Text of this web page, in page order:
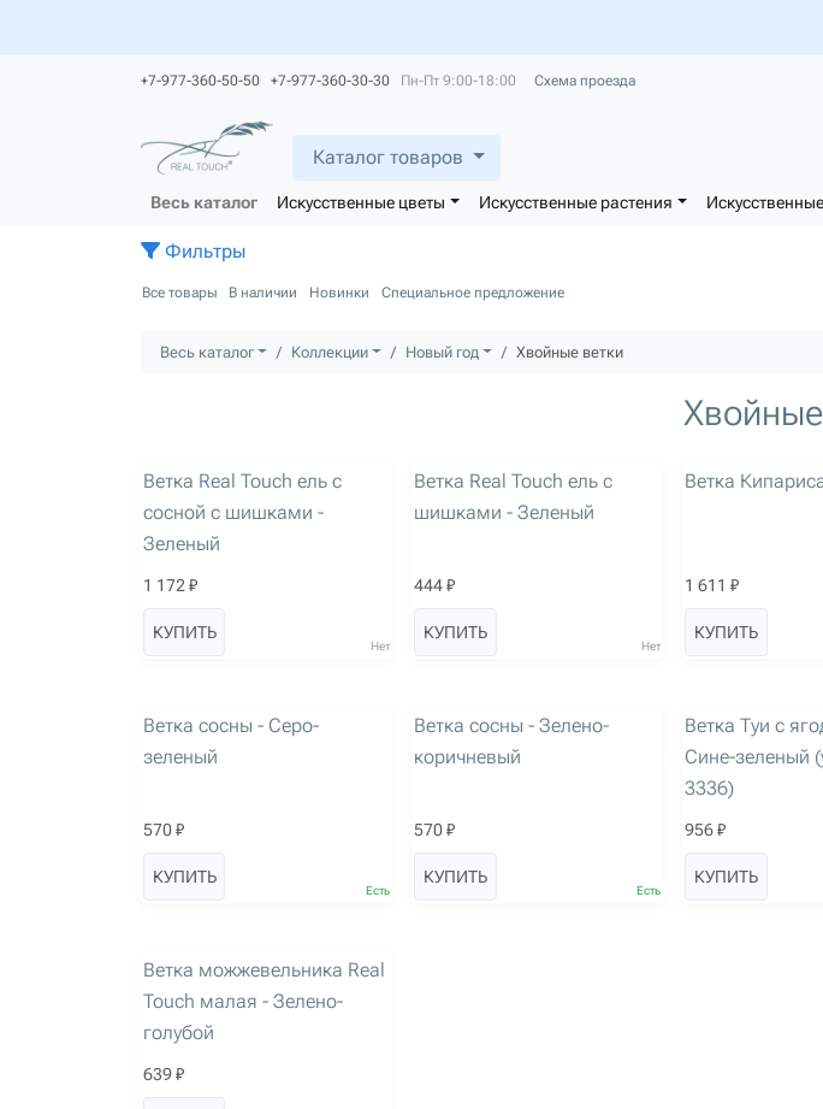
+7-977-360-50-50 +7-977-360-30-30 Пн-Пт 9:00-18:00 Схема проезда
Каталог товаров
Весь каталог Искусственные цветы Искусственные растения
Фильтры
Все товары В наличии Новинки Специальное предложение
Весь каталог Коллекции Новый год Хвойные ветки
Ветка Real Touch ель с
сосной с шишками -
Зеленый
1 172 ₽
КУПИТЬ
Нет
Ветка Real Touch ель с
шишками - Зеленый
444 ₽
КУПИТЬ
Нет
Ветка
1 611 ₽
КУПИТЬ
Ветка сосны - Серо-
зеленый
570 ₽
КУПИТЬ
Есть
Ветка сосны - Зелено-
коричневый
570 ₽
КУПИТЬ
Есть
Ветка Туи с
Сине-зеленый
3336)
956 ₽
КУПИТЬ
Ветка можжевельника Real
Touch малая - Зелено-
голубой
639 ₽